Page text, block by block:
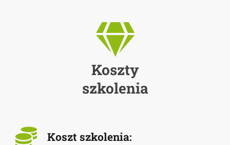
Koszt szkolenia:
Koszty
szkolenia